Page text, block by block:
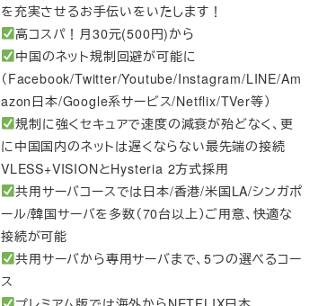
を充実させるお手伝いをいたします！
高コスパ！月30元(500円)から
中国のネット規制回避が可能に
（Facebook/Twitter/Youtube/Instagram/LINE/Am
azon日本/Google系サービス/Netflix/TVer等）
規制に強くセキュアで速度の減衰が殆どなく、更
に中国国内のネットは遅くならない最先端の接続
VLESS+VISIONとHysteria 2方式採用
共用サーバコースでは日本/香港/米国LA/シンガポ
ール/韓国サーバを多数（70台以上）ご用意、快適な
接続が可能
共用サーバから専用サーバまで、5つの選べるコー
ス